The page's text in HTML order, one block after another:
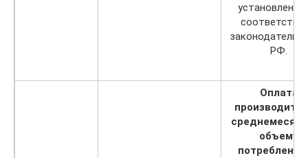
РФ.
Оплата
объему
потребления